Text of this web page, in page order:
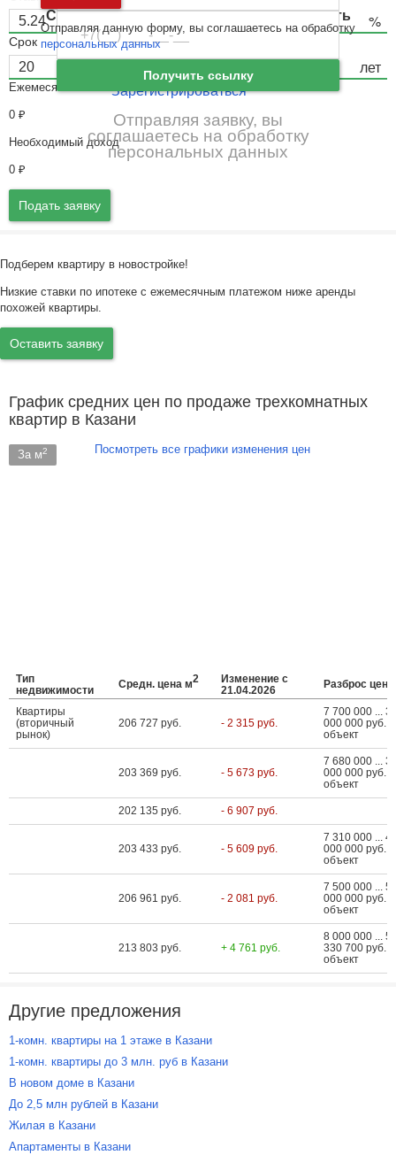
Санкт-Петербург иЛенинградская область
Войти Забыли пароль
Ещё нет аккаунта?
Зарегистрироваться
Срок
Ежемесячный платёж
0 ₽
Необходимый доход
0 ₽
Подать заявку
Подберем квартиру в новостройке!
Низкие ставки по ипотеке с ежемесячным платежом ниже аренды
похожей квартиры.
Оставить заявку
Получить ссылку
Отправляя заявку, вы
соглашаетесь на обработку
персональных данных
График средних цен по продаже трехкомнатных
квартир в Казани
За м2 Посмотреть все графики изменения цен
Тип
недвижимости
Средн. цена м2
Изменение с
21.04.2026
Разброс цен
Квартиры
(вторичный
рынок)
206 727 руб. - 2 315 руб.
7 700 000 ...
000 000 руб.
объект
203 369 руб. - 5 673 руб.
7 680 000 ...
000 000 руб.
объект
202 135 руб. - 6 907 руб.
203 433 руб. - 5 609 руб.
7 310 000 ...
000 000 руб.
объект
206 961 руб. - 2 081 руб.
7 500 000 ...
000 000 руб.
объект
213 803 руб. + 4 761 руб.
8 000 000 ...
330 700 руб.
объект
Другие предложения
1-комн. квартиры на 1 этаже в Казани
1-комн. квартиры до 3 млн. руб в Казани
В новом доме в Казани
До 2,5 млн рублей в Казани
Жилая в Казани
Апартаменты в Казани
Отправляя данную форму, вы соглашаетесь на обработку
персональных данных